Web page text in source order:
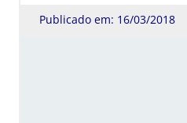
Publicado em: 16/03/2018